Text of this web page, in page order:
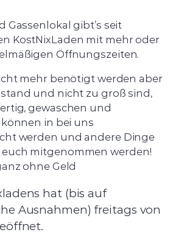
Gassenlokal gibt’s seit
KostNixLaden mit mehr oder
Öffnungszeiten.
mehr benötigt werden aber
und nicht zu groß sind,
gewaschen und
in bei uns
werden und andere Dinge
mitgenommen werden!
ohne Geld
hat (bis auf
Ausnahmen) freitags von